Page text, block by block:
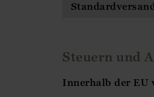
Steuern und
Innerhalb der EU